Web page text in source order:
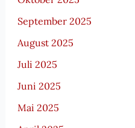
September 2025
August 2025
Juli 2025
Juni 2025
Mai 2025